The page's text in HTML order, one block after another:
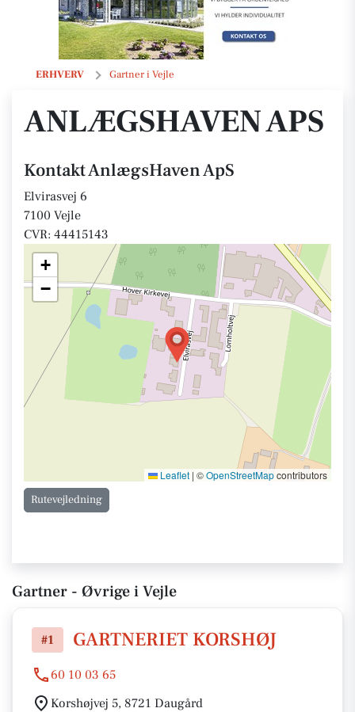
ERHVERV Gartner i Vejle
AnlægsHaven ApS
ANLÆGSHAVEN APS
Kontakt AnlægsHaven ApS
Elvirasvej 6
7100 Vejle
CVR: 44415143
+
−
Leaflet | ©OpenStreetMapcontributors
Rutevejledning
Gartner - Øvrige i Vejle
#1 GARTNERIET KORSHØJ
60 10 03 65
Korshøjvej 5, 8721 Daugård